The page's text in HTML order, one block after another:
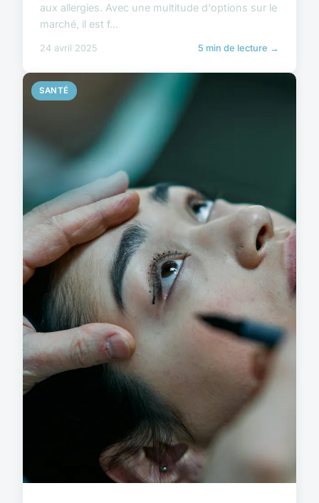
aux allergies. Avec une multitude d'options sur le
marché, il est f...
24 avril 2025 5 min de lecture →
SANTÉ